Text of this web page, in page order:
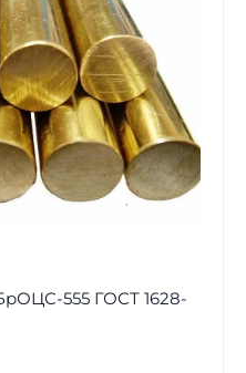
555 ГОСТ 1628-